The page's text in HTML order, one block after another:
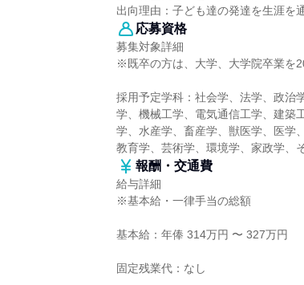
出向理由：子ども達の発達を生涯を
応募資格
募集対象詳細
※既卒の方は、大学、大学院卒業を
採用予定学科：社会学、法学、政治
学、機械工学、電気通信工学、建築
学、水産学、畜産学、獣医学、医学
教育学、芸術学、環境学、家政学、
報酬・交通費
給与詳細
※基本給・一律手当の総額
基本給：年俸 314万円 〜 327万円
固定残業代：なし